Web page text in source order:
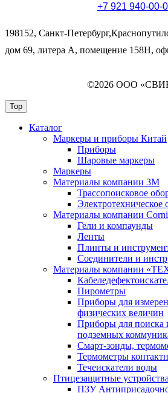
+7 921 940-00-
198152, Санкт-
дом 69, литера А, помещение 158Н,
©2026 ООО
Top
Каталог
Маркеры и приборы Китай
Приборы
Шаровые маркеры
Маркеры
Материалы компании 3М
Трассопоисковое
Материалы компании
Гели и компаунды
Ленты
Плинты и
Соединители и
Материалы компании
Пирометры
Приборы для
физических величин
Приборы для поиска
подземных
Смарт-зонды,
Термометры
Течеискатели воды
Птицезащитные устройства
ПЗУ